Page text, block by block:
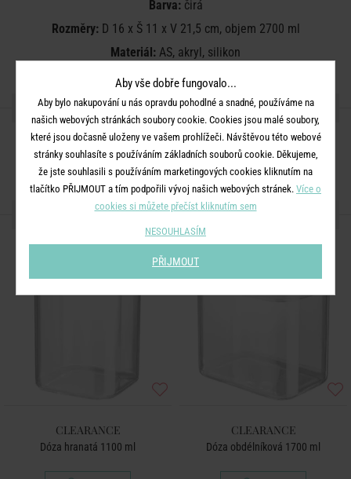
Barva:čirá
Rozměry:D 16 x Š 11 x V 21,5 cm, objem 2700 ml
Materiál: AS, akryl, silikon
SDÍLEJTE S PŘÁTELI
DALŠÍ PRODUKTY ZE SÉRIE
CLEARANCE
Dóza hranatá 1100 ml
CLEARANCE
Dóza obdélníková 1700 ml
Aby vše dobře fungovalo...
Aby bylo nakupování u nás opravdu pohodlné a snadné, používáme na
našich webových stránkách soubory cookie. Cookies jsou malé soubory,
které jsou dočasně uloženy ve vašem prohlížeči. Návštěvou této webové
stránky souhlasíte s používáním základních souborů cookie. Děkujeme,
že jste souhlasili s používáním marketingových cookies kliknutím na
tlačítko PŘIJMOUT a tím podpořili vývoj našich webových stránek. Více o
cookies si můžete přečíst kliknutím sem
NESOUHLASÍM
PŘIJMOUT